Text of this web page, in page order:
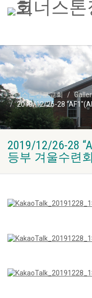
코너스톤장로교회
2019/12/26-28
2019/12/26-28
등부 겨울수련